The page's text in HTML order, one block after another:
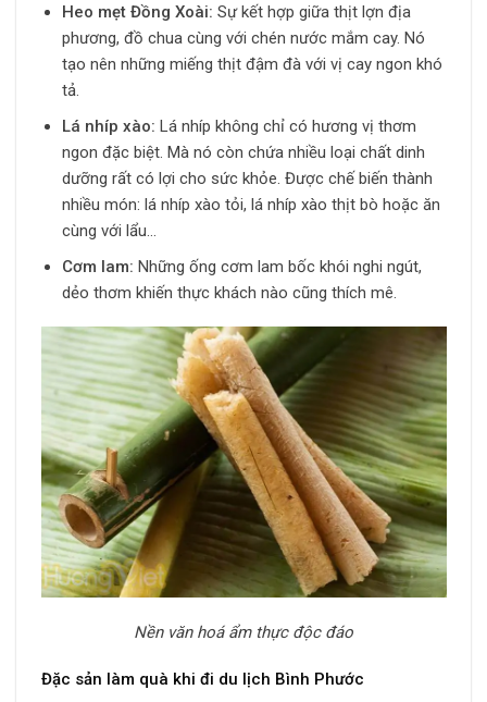
Heo mẹt Đồng Xoài: Sự kết hợp giữa thịt lợn địa
phương, đồ chua cùng với chén nước mắm cay. Nó
tạo nên những miếng thịt đậm đà với vị cay ngon khó
tả.
Lá nhíp xào: Lá nhíp không chỉ có hương vị thơm
ngon đặc biệt. Mà nó còn chứa nhiều loại chất dinh
dưỡng rất có lợi cho sức khỏe. Được chế biến thành
nhiều món: lá nhíp xào tỏi, lá nhíp xào thịt bò hoặc ăn
cùng với lẩu…
Cơm lam: Những ống cơm lam bốc khói nghi ngút,
dẻo thơm khiến thực khách nào cũng thích mê.
Nền văn hoá ẩm thực độc đáo
Đặc sản làm quà khi đi du lịch Bình Phước